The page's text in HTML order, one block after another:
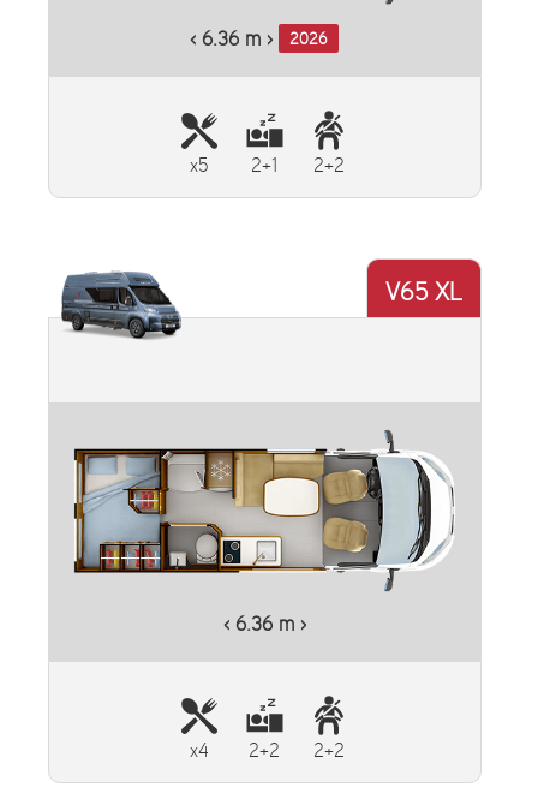
‹ 6.36 m › 2026
x5 2+1 2+2
V65 XL
‹ 6.36 m ›
x4 2+2 2+2